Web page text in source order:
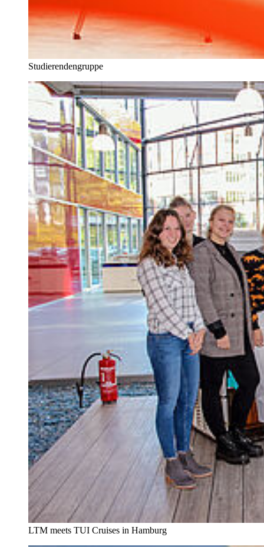
Studierendengruppe
LTM meets TUI Cruises in Hamburg